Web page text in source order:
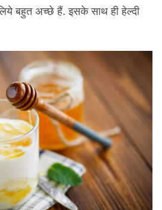
बहुत अच्छे हैं. इसके साथ ही हेल्दी